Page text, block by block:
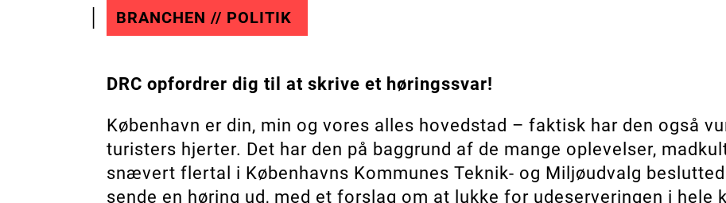
BRANCHEN // POLITIK
DRC opfordrer dig til at skrive et høringssvar!
København er din, min og vores alles hovedstad – faktisk har den også
turisters hjerter. Det har den på baggrund af de mange oplevelser,
snævert flertal i Københavns Kommunes Teknik- og Miljøudvalg
sende en høring ud, med et forslag om at lukke for udeserveringen i hele